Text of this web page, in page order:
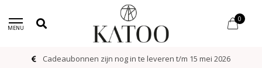
MENU
0
Cadeaubonnen zijn nog in te leveren t/m 15 mei 2026